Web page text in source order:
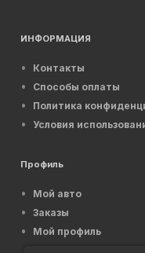
ИНФОРМАЦИЯ
Контакты
Способы оплаты
Политика
Условия
Профиль
Мой авто
Заказы
Мой профиль